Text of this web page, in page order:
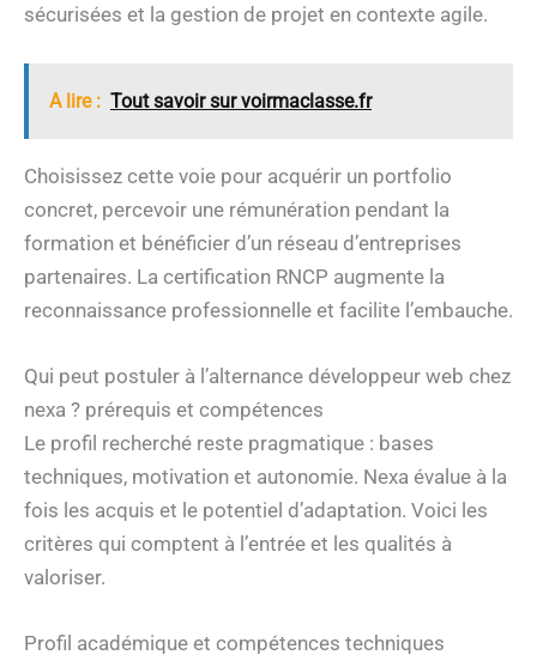
sécurisées et la gestion de projet en contexte agile.
A lire : Tout savoir sur voirmaclasse.fr
Choisissez cette voie pour acquérir un portfolio
concret, percevoir une rémunération pendant la
formation et bénéficier d’un réseau d’entreprises
partenaires. La certification RNCP augmente la
reconnaissance professionnelle et facilite l’embauche.
Qui peut postuler à l’alternance développeur web chez
nexa ? prérequis et compétences
Le profil recherché reste pragmatique : bases
techniques, motivation et autonomie. Nexa évalue à la
fois les acquis et le potentiel d’adaptation. Voici les
critères qui comptent à l’entrée et les qualités à
valoriser.
Profil académique et compétences techniques